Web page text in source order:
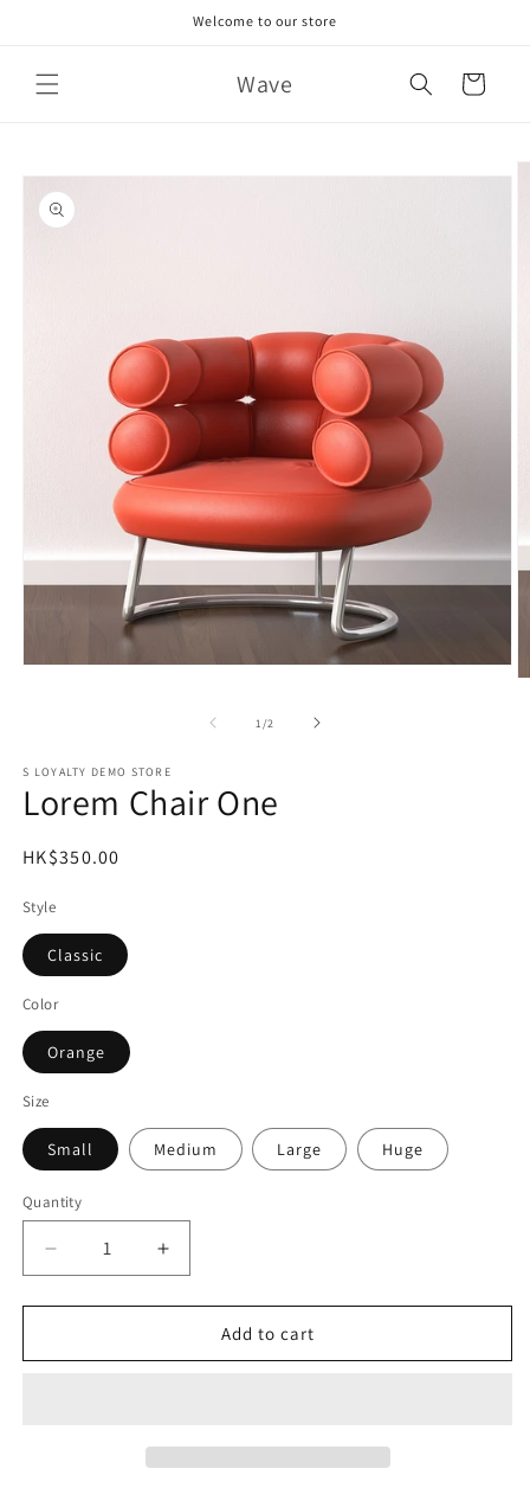
Welcome to our store
Wave Cart
product
information
1/of2
S LOYALTY DEMO STORE
Lorem Chair One
Regular
HK$350.00
Style
Classic
Color
Orange
Size
Small Medium Large Huge
Quantity
Decrease
quantity
for
Chair
Increase
quantity
for
Chair
Add to cart